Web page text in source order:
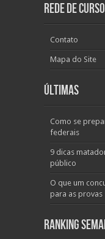
Rede de
Contato
Mapa do Site
Últimas
Como se
federais
9 dicas
público
O que um
para as provas
Ranking